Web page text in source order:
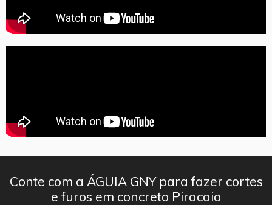
Conte com a ÁGUIA GNY para fazer cortes
e furos em concreto Piracaia